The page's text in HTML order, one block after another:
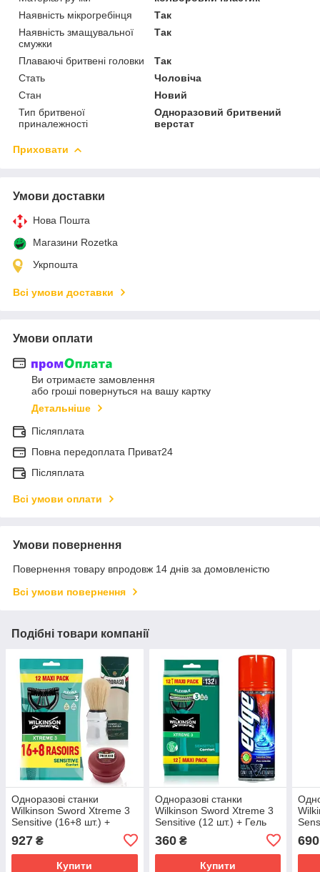
Наявність мікрогребінця
Так
Наявність змащувальної
смужки
Так
Плаваючі бритвені головки
Так
Стать
Чоловіча
Стан
Новий
Тип бритвеної
приналежності
Одноразовий бритвений
верстат
Приховати
Умови доставки
Нова Пошта
Магазини Rozetka
Укрпошта
Всі умови доставки
Умови оплати
Ви отримаєте замовлення
або гроші повернуться на вашу картку
Детальніше
Післяплата
Повна передоплата Приват24
Післяплата
Всі умови оплати
Умови повернення
Повернення товару впродовж 14 днів за домовленістю
Всі умови повернення
Подібні товари компанії
Одноразові станки
Wilkinson Sword Xtreme 3
Sensitive (16+8 шт.) +
Proraso помазок + Мило
для жорсткої щетини 150
мл
927 ₴
Купити
Одноразові станки
Wilkinson Sword Xtreme 3
Sensitive (12 шт.) + Гель
EDGE
360₴
Купити
690